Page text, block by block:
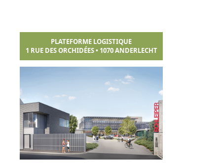
PLATEFORME LOGISTIQUE
1 RUE DES ORCHIDÉES • 1070 ANDERLECHT